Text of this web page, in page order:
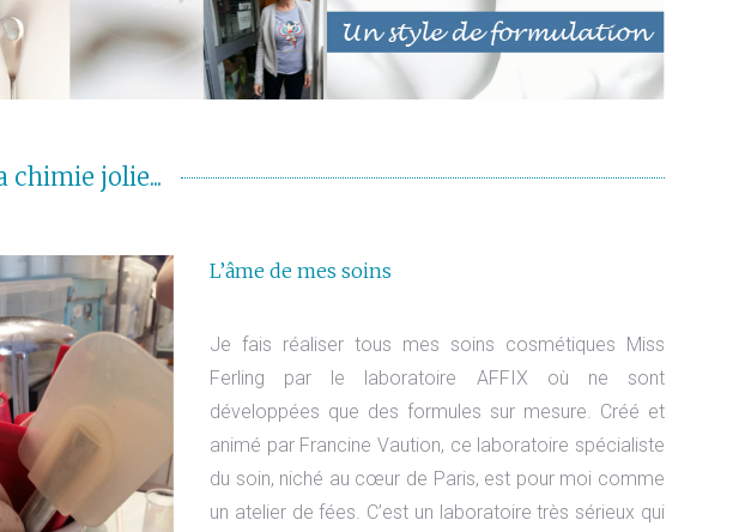
chimie jolie...
L’âme de mes soins
Je fais réaliser tous mes soins cosmétiques Miss
Ferling par le laboratoire AFFIX où ne sont
développées que des formules sur mesure. Créé et
animé par Francine Vaution, ce laboratoire spécialiste
du soin, niché au cœur de Paris, est pour moi comme
un atelier de fées. C’est un laboratoire très sérieux qui